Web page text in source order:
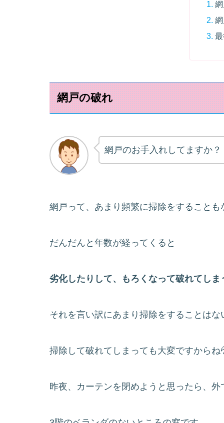
網戸の破れ
網戸のお手入れしてますか？
網戸って、あまり頻繁に掃除をすることも
だんだんと年数が経ってくると
劣化したりして、もろくなって破れてしま
それを言い訳にあまり掃除をすることはな
掃除して破れてしまっても大変ですからね
昨夜、カーテンを閉めようと思ったら、